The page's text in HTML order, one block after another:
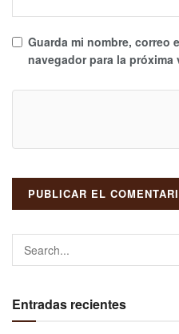
Guarda mi nombre, correo
navegador para la próxima
Entradas recientes